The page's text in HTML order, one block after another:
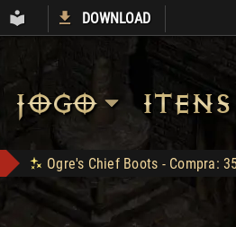
ARMORY LIBRARY DOWNLOAD
JOGO ITENS
Heart of the Oak - Compra: 400
Jah Stack - Compra: 330
Shop: "Hire do Ato 5."